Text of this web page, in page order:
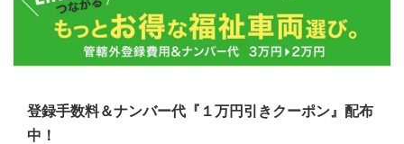
登録手数料＆ナンバー代『１万円引きクーポン』配布
中！